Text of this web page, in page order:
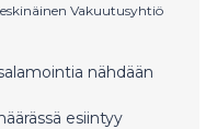
Vakuutusyhtiö
nähdään
esiintyy